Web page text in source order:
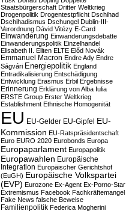
Staatsbürgerschaft Dritter Weltkrieg
Drogenpolitik Drogentestpflicht Dschihad
Dschihadismus Dschungel Dublin-III-
Verordnung Dávid Vitézy E-Card
Einwanderung Einwanderungsdebatte
Einwanderungspolitik Einzelhandel
Elisabeth II. Eliten ELTE Előd Novák
Emmanuel Macron Endre Ady Endre
Ságvári Energiepolitik England
Entradikalisierung Entschädigung
Entwicklung Erasmus Erbil Ergebnisse
Erinnerung Erklärung von Alba Iulia
ERSTE Group Erster Weltkrieg
Establishment Ethnische Homogenität
EU EU-Gelder EU-Gipfel EU-
Kommission EU-Ratspräsidentschaft
Euro EURO 2020 Eurobonds Europa
Europaparlament Europapolitik
Europawahlen Europäische
Integration Europäischer Gerichtshof
(EuGH) Europäische Volkspartei
(EVP) Eurozone Ex-Agent Ex-Porno-Star
Extremismus Facebook Fachkräftemangel
Fake News falsche Beweise
Familienpolitik Federica Mogherini